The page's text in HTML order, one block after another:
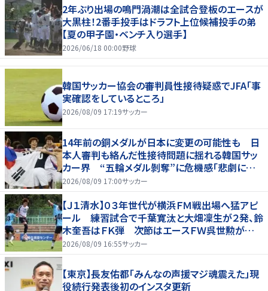
2年ぶり出場の鳴門渦潮は全試合登板のエースが
大黒柱！2番手投手はドラフト上位候補投手の弟
【夏の甲子園・ベンチ入り選手】
2026/06/18 00:00野球
韓国サッカー協会の審判員性接待疑惑でJFA「事
実確認をしているところ」
2026/08/09 17:19サッカー
14年前の銅メダルが日本に変更の可能性も 日
本人審判も絡んだ性接待問題に揺れる韓国サッ
カー界 “五輪メダル剝奪”に危機感「悲劇に見
舞われる」
2026/08/09 17:00サッカー
【Ｊ１清水】０３年世代が横浜ＦＭ戦出場へ猛アピ
ール 練習試合で千葉寛汰と大畑凜生が２発、鈴
木奎吾はＦＫ弾 次節はエースＦＷ呉世勲が出
場停止
2026/08/09 16:55サッカー
【東京】長友佑都「みんなの声援マジ魂震えた」現
役続行発表後初のインスタ更新